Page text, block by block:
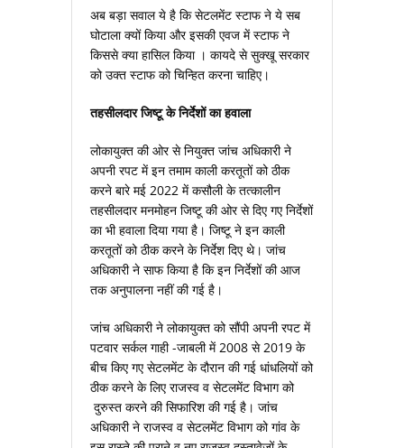
अब बड़ा सवाल ये है कि सेटलमेंट स्‍टाफ ने ये सब
घोटाला क्‍यों किया और इसकी एवज में स्‍टाफ ने
किससे क्‍या हासिल किया । कायदे से सुक्‍खू सरकार
को उक्‍त स्‍टाफ को चिन्हित करना चाहिए।
तहसीलदार जिष्‍टू के निर्देशों का हवाला
लोकायुक्‍त की ओर से नियुक्‍त जांच अधिकारी ने
अपनी रपट में इन तमाम काली करतूतों को ठीक
करने बारे मई 2022 में कसौली के तत्‍कालीन
तहसीलदार मनमोहन जिष्‍टू की ओर से दिए गए निर्देशों
का भी हवाला दिया गया है। जिष्‍टू ने इन काली
करतूतों को ठीक करने के निर्देश दिए थे। जांच
अधिकारी ने साफ किया है कि इन निर्देशों की आज
तक अनुपालना नहीं की गई है।
जांच अधिकारी ने लोकायुक्‍त को सौंपी अपनी रपट में
पटवार सर्कल गाही -जाबली में 2008 से 2019 के
बीच किए गए सेटलमेंट के दौरान की गई धांधलियों को
ठीक करने के लिए राजस्‍व व सेटलमेंट विभाग को
दुरुस्‍त करने की सिफारिश की गई है। जांच
अधिकारी ने राजस्‍व व सेटलमेंट विभाग को गांव के